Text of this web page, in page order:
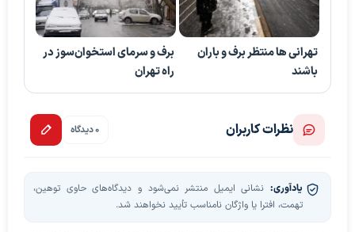
تهرانی ها منتظر برف و باران
باشند
برف و سرمای استخوان‌سوز در
راه تهران
نظرات کاربران 0 دیدگاه
یادآوری: نشانی ایمیل منتشر نمی‌شود و دیدگاه‌های حاوی توهین،
تهمت، افترا یا واژگان نامناسب تأیید نخواهند شد.